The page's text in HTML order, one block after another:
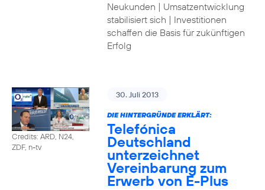
Neukunden | Umsatzentwicklung
stabilisiert sich | Investitionen
schaffen die Basis für zukünftigen
Erfolg
Credits: ARD, N24,
ZDF, n-tv
30. Juli 2013
DIE HINTERGRÜNDE ERKLÄRT:
Telefónica
Deutschland
unterzeichnet
Vereinbarung zum
Erwerb von E-Plus